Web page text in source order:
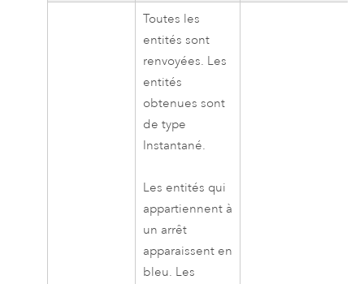
Toutes les
entités sont
renvoyées. Les
entités
obtenues sont
de type
Instantané.
Les entités qui
appartiennent à
un arrêt
apparaissent en
bleu. Les